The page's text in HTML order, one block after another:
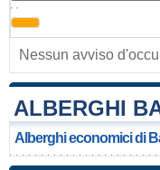
, ,
Nessun avviso
ALBERGHI
Alberghi economici di